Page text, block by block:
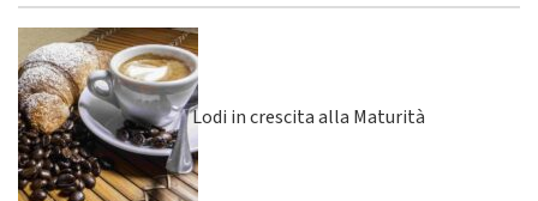
Lodi in crescita alla Maturità